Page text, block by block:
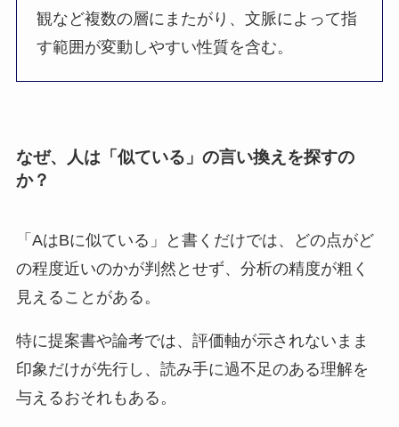
観など複数の層にまたがり、文脈によって指
す範囲が変動しやすい性質を含む。
なぜ、人は「似ている」の言い換えを探すの
か？
「AはBに似ている」と書くだけでは、どの点がど
の程度近いのかが判然とせず、分析の精度が粗く
見えることがある。
特に提案書や論考では、評価軸が示されないまま
印象だけが先行し、読み手に過不足のある理解を
与えるおそれもある。